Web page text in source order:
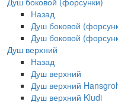
Назад
Душ боковой
Душ боковой
Душ верхний
Назад
Душ верхний
Душ верхний
Душ верхний Kludi